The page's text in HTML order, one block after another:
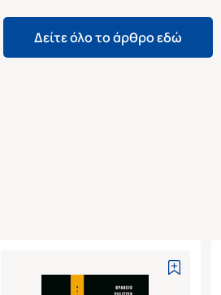
Δείτε όλο το άρθρο εδώ